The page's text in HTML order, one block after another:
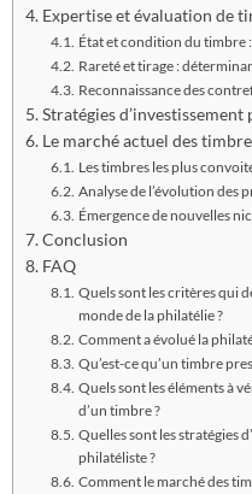
Expertise et évaluation de
État et condition du timbre
Rareté et tirage :
Reconnaissance des
Stratégies
Le marché actuel des
Les timbres les plus
Analyse de l’évolution des
Émergence de nouvelles
Conclusion
FAQ
Quels sont les critères qui
monde de la philatélie ?
Comment a évolué la
Qu’est-ce qu’un timbre
Quels sont les éléments à
d’un timbre ?
Quelles sont les stratégies
philatéliste ?
Comment le marché des